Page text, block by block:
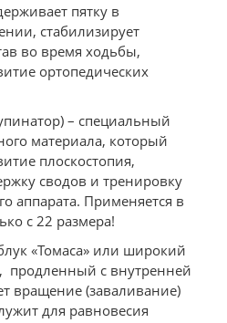
пятку в
стабилизирует
во время ходьбы,
ортопедических
– специальный
материала, который
плоскостопия,
сводов и тренировку
аппарата. Применяется в
с 22 размера!
«Томаса» или широкий
продленный с внутренней
вращение (заваливание)
для равновесия